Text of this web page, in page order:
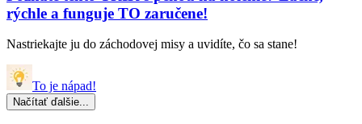
rýchle a funguje TO zaručene!
Nastriekajte ju do záchodovej misy a uvidíte, čo sa stane!
To je nápad!
Načítať ďalšie...